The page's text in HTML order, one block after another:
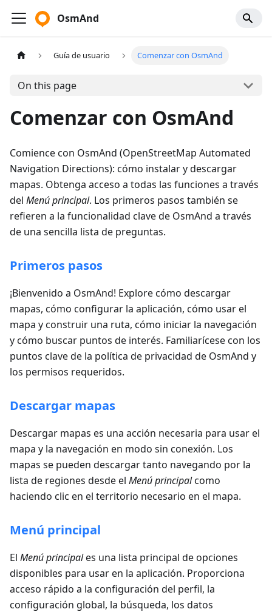
OsmAnd
Guía de usuario Comenzar con OsmAnd
On this page
Comenzar con OsmAnd
Comience con OsmAnd (OpenStreetMap Automated
Navigation Directions): cómo instalar y descargar
mapas. Obtenga acceso a todas las funciones a través
del Menú principal. Los primeros pasos también se
refieren a la funcionalidad clave de OsmAnd a través
de una sencilla lista de preguntas.
Primeros pasos
¡Bienvenido a OsmAnd! Explore cómo descargar
mapas, cómo configurar la aplicación, cómo usar el
mapa y construir una ruta, cómo iniciar la navegación
y cómo buscar puntos de interés. Familiarícese con los
puntos clave de la política de privacidad de OsmAnd y
los permisos requeridos.
Descargar mapas
Descargar mapas es una acción necesaria para usar el
mapa y la navegación en modo sin conexión. Los
mapas se pueden descargar tanto navegando por la
lista de regiones desde el Menú principalcomo
haciendo clic en el territorio necesario en el mapa.
Menú principal
El Menú principales una lista principal de opciones
disponibles para usar en la aplicación. Proporciona
acceso rápido a la configuración del perfil, la
configuración global, la búsqueda, los datos